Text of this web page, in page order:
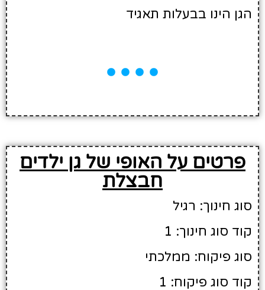
הגן הינו בבעלות תאגיד
פרטים על האופי של גן ילדים
חבצלת
סוג חינוך: רגיל
קוד סוג חינוך: 1
סוג פיקוח: ממלכתי
קוד סוג פיקוח: 1